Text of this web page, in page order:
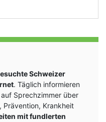
Schweizer
. Täglich informieren
auf Sprechzimmer über
Prävention, Krankheit
mit fundlerten